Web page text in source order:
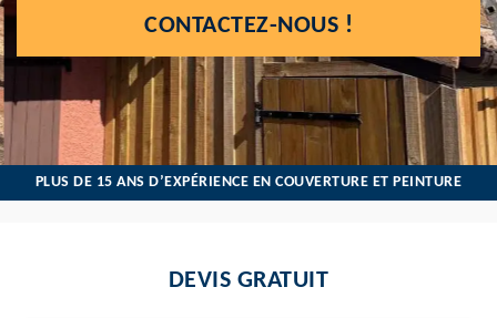
CONTACTEZ-NOUS !
PLUS DE 15 ANS D’EXPÉRIENCE EN COUVERTURE ET PEINTURE
DEVIS GRATUIT